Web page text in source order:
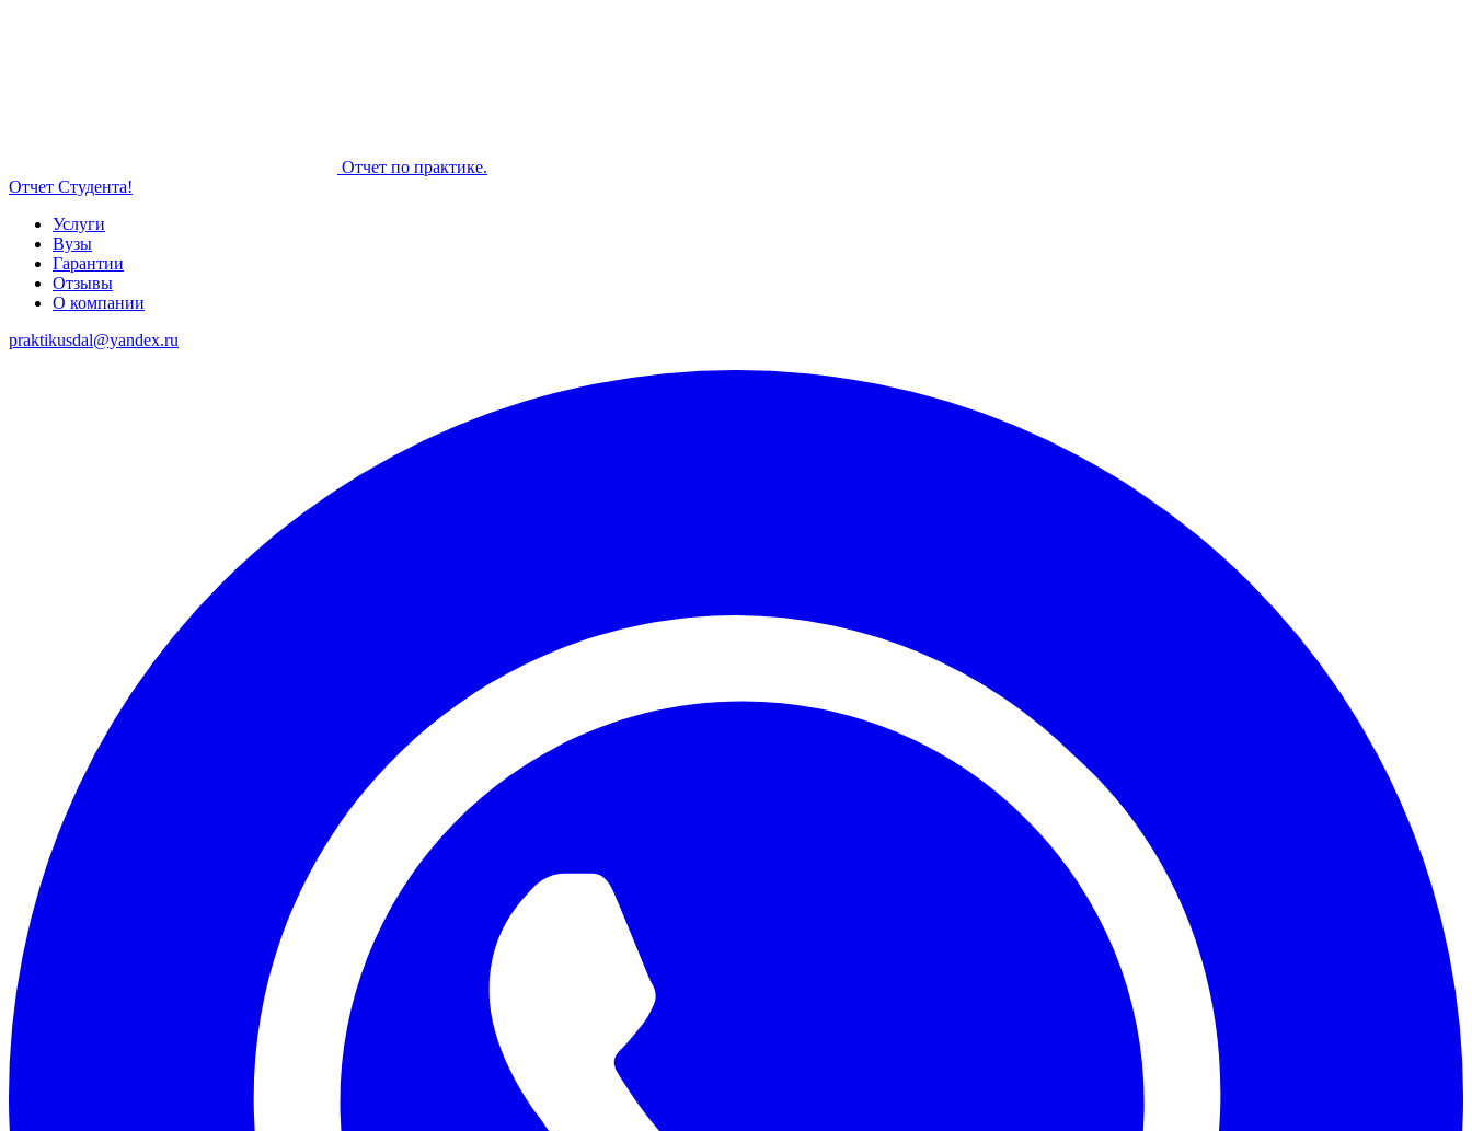
Отчет по практике.
Отчет Студента!
Услуги
Вузы
Гарантии
Отзывы
О компании
praktikusdal@yandex.ru